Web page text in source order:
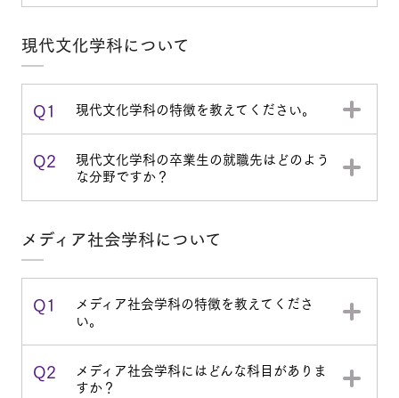
現代文化学科について
Q1 現代文化学科の特徴を教えてください。
Q2 現代文化学科の卒業生の就職先はどのよう
な分野ですか？
メディア社会学科について
Q1 メディア社会学科の特徴を教えてくださ
い。
Q2 メディア社会学科にはどんな科目がありま
すか？